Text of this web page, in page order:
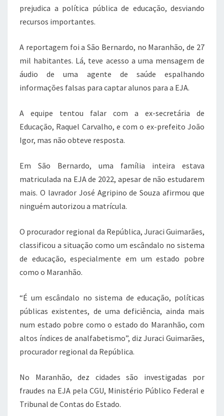
prejudica a política pública de educação, desviando
recursos importantes.
A reportagem foi a São Bernardo, no Maranhão, de 27
mil habitantes. Lá, teve acesso a uma mensagem de
áudio de uma agente de saúde espalhando
informações falsas para captar alunos para a EJA.
A equipe tentou falar com a ex-secretária de
Educação, Raquel Carvalho, e com o ex-prefeito João
Igor, mas não obteve resposta.
Em São Bernardo, uma família inteira estava
matriculada na EJA de 2022, apesar de não estudarem
mais. O lavrador José Agripino de Souza afirmou que
ninguém autorizou a matrícula.
O procurador regional da República, Juraci Guimarães,
classificou a situação como um escândalo no sistema
de educação, especialmente em um estado pobre
como o Maranhão.
“É um escândalo no sistema de educação, políticas
públicas existentes, de uma deficiência, ainda mais
num estado pobre como o estado do Maranhão, com
altos índices de analfabetismo”, diz Juraci Guimarães,
procurador regional da República.
No Maranhão, dez cidades são investigadas por
fraudes na EJA pela CGU, Ministério Público Federal e
Tribunal de Contas do Estado.